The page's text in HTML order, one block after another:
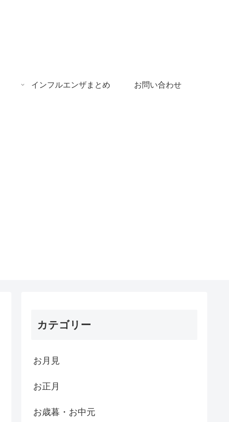
インフルエンザまとめ お問い合わせ
カテゴリー
お月見
お正月
お歳暮・お中元